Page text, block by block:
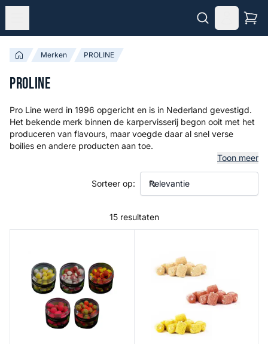
Merken PROLINE
PROLINE
Pro Line werd in 1996 opgericht en is in Nederland gevestigd.
Het bekende merk binnen de karpervisserij begon ooit met het
produceren van flavours, maar voegde daar al snel verse
boilies en andere producten aan toe.
Toon meer
15 resultaten
Sorteer op: